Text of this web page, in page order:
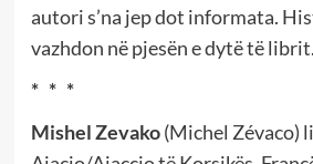
autori s’na jep dot informata.
vazhdon në pjesën e dytë të librit.
* * *
Mishel Zevako(Michel Zévaco)